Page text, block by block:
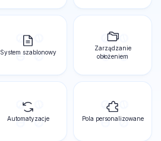
System szablonowy
Zarządzanie
obłożeniem
Automatyzacje Pola personalizowane